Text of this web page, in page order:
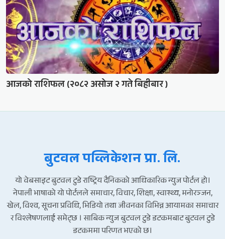
आजको राशिफल (२०८२ असोज २ गते बिहीबार )
बुटवल पव्लिकेशन प्रा. लि.
यो वेबसाइट बुटवल टुडे राष्ट्रिय दैनिकको आधिकारिक न्युज पोर्टल हो।
नेपाली भाषाको यो पोर्टलले समाचार, विचार, शिक्षा, स्वास्थ्य, मनोरञ्जन,
खेल, विश्व, सूचना प्रविधि, भिडियो तथा जीवनका विभिन्न आयामका समाचार
र विश्लेषणलाई समेट्छ । साबिक न्युज बुटवल टुडे डटकमबाट बुटवल टुडे
डटकममा परिणत भएको छ।